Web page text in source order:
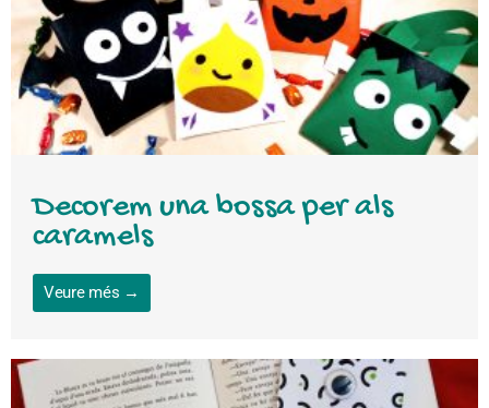
Decorem una bossa per als
caramels
Veure més →